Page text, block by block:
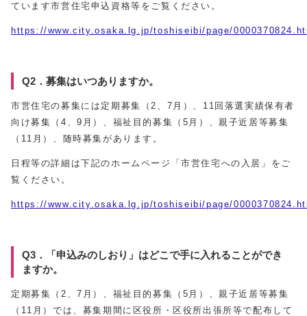
ています市営住宅申込資格等をご覧ください。
https://www.city.osaka.lg.jp/toshiseibi/page/
Q2．募集はいつありますか。
市営住宅の募集には定期募集（2、7月）、11回落選実績保有者
向け募集（4、9月）、福祉目的募集（5月）、親子近居等募集
（11月）、随時募集があります。
日程等の詳細は下記のホームページ「市営住宅への入居」をご
覧ください。
https://www.city.osaka.lg.jp/toshiseibi/page/
Q3．「申込みのしおり」はどこで手に入れることができ
ますか。
定期募集（2、7月）、福祉目的募集（5月）、親子近居等募集
（11月）では、募集期間に区役所・区役所出張所等で配布して